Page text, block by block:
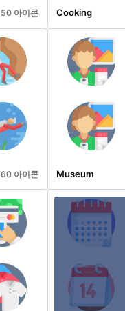
50 아이콘 Cooking
60 아이콘 Museum